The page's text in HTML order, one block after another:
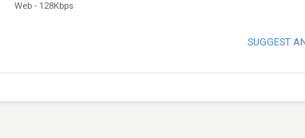
Web - 128Kbps
SUGGEST